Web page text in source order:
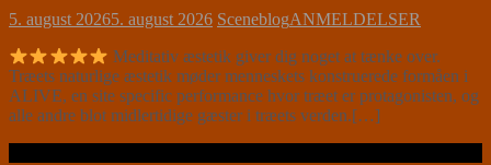
5. august 20265. august 2026 SceneblogANMELDELSER
Meditativ æstetik giver dig noget at tænke over.
Træets naturlige æstetik møder menneskets konstruerede formåen i
ALIVE, en site specific performance hvor træet er protagonisten, og
alle andre blot midlertidige gæster i træets verden.[…]